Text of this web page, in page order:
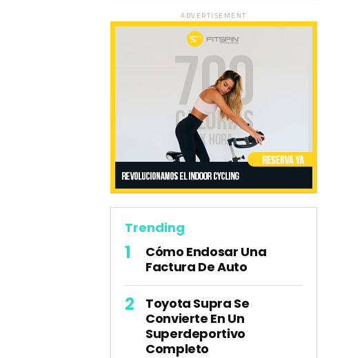
ADVERTISEMENT
Trending
Cómo Endosar Una
Factura De Auto
Toyota Supra Se
Convierte En Un
Superdeportivo
Completo